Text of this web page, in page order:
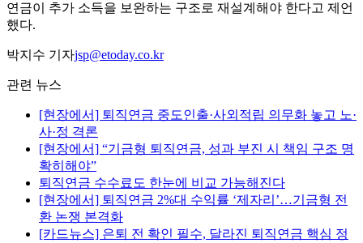
연금이 추가 소득을 보완하는 구조로 재설계해야 한다고 제언
했다.
박지수 기자jsp@etoday.co.kr
관련 뉴스
[현장에서] 퇴직연금 중도인출·사외적립 의무화 놓고 노·
사·정 격론
[현장에서] “기금형 퇴직연금, 성과 부진 시 책임 구조 명
확히해야”
퇴직연금 수수료도 한눈에 비교 가능해진다
[현장에서] 퇴직연금 2%대 수익률 ‘제자리’…기금형 전
환 논쟁 본격화
[카드뉴스] 은퇴 전 확인 필수, 달라진 퇴직연금 핵심 정